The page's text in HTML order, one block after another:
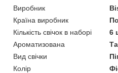
Виробник
Країна виробник
Кількість свічок в наборі
6
Ароматизована
Вид свічки
Колір